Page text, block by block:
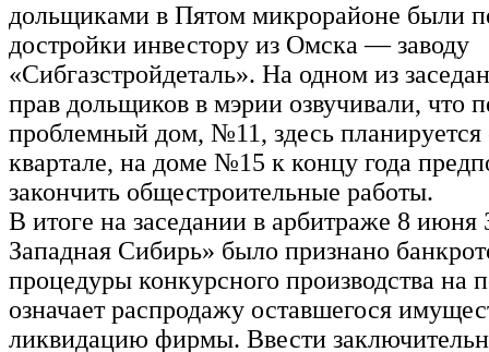
дольщиками в Пятом микрорайоне были
достройки инвестору из Омска — заводу
«Сибгазстройдеталь». На одном из
прав дольщиков в мэрии озвучивали, что
проблемный дом, №11, здесь планируется
квартале, на доме №15 к концу года
закончить общестроительные работы.
В итоге на заседании в арбитраже 8
Западная Сибирь» было признано
процедуры конкурсного производства на
означает распродажу оставшегося
ликвидацию фирмы. Ввести